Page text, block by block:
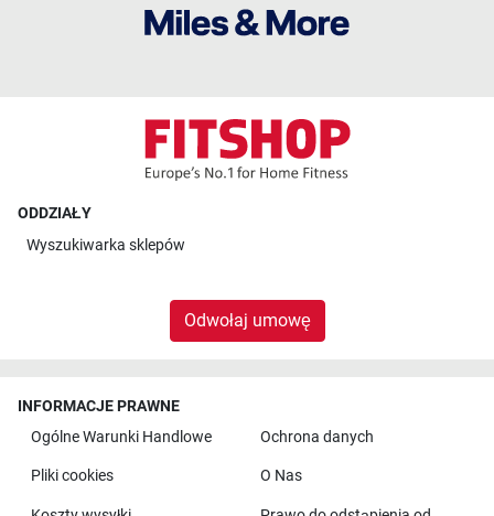
ODDZIAŁY
Wyszukiwarka sklepów
Odwołaj umowę
INFORMACJE PRAWNE
Ogólne Warunki Handlowe
Ochrona danych
Pliki cookies O Nas